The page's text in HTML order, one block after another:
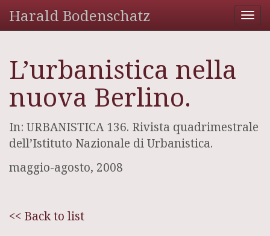
Harald Bodenschatz
L’urbanistica nella
nuova Berlino.
In: URBANISTICA 136. Rivista quadrimestrale
dell’Istituto Nazionale di Urbanistica.
maggio-agosto, 2008
<< Back to list